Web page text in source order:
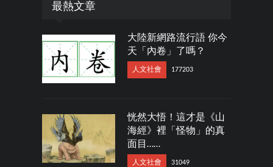
最熱文章
大陸新網路流行語 你今
天「內卷」了嗎？
人文社會 177203
恍然大悟！這才是《山
海經》裡「怪物」的真
面目……
人文社會 31049